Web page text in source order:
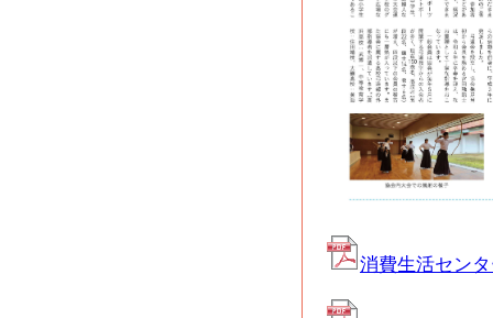
消費生活セン